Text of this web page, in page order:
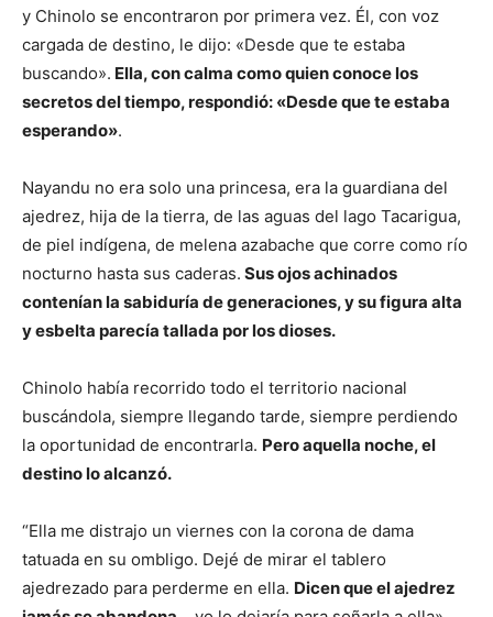
y Chinolo se encontraron por primera vez. Él, con voz
cargada de destino, le dijo: «Desde que te estaba
buscando». Ella, con calma como quien conoce los
secretos del tiempo, respondió: «Desde que te estaba
esperando».
Nayandu no era solo una princesa, era la guardiana del
ajedrez, hija de la tierra, de las aguas del lago Tacarigua,
de piel indígena, de melena azabache que corre como río
nocturno hasta sus caderas. Sus ojos achinados
contenían la sabiduría de generaciones, y su figura alta
y esbelta parecía tallada por los dioses.
Chinolo había recorrido todo el territorio nacional
buscándola, siempre llegando tarde, siempre perdiendo
la oportunidad de encontrarla. Pero aquella noche, el
destino lo alcanzó.
“Ella me distrajo un viernes con la corona de dama
tatuada en su ombligo. Dejé de mirar el tablero
ajedrezado para perderme en ella. Dicen que el ajedrez